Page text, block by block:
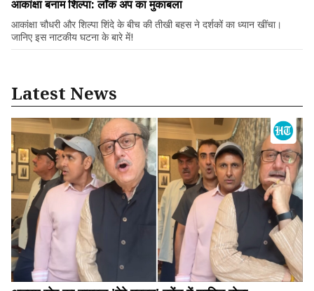
आकांक्षा बनाम शिल्पा: लॉक अप का मुकाबला
आकांक्षा चौधरी और शिल्पा शिंदे के बीच की तीखी बहस ने दर्शकों का ध्यान खींचा।
जानिए इस नाटकीय घटना के बारे में!
Latest News